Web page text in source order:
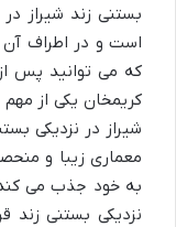
بستنی زند شیراز
است و در اطراف
که می توانید پس
کریمخان یکی از
شیراز در نزدیکی
معماری زیبا و
به خود جذب می کند.
نزدیکی بستنی زند